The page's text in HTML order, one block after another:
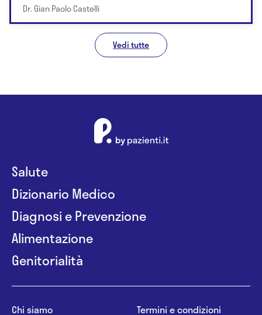
Dr. Gian Paolo Castelli
Vedi tutte
Salute
Dizionario Medico
Diagnosi e Prevenzione
Alimentazione
Genitorialità
Chi siamo
Termini e condizioni